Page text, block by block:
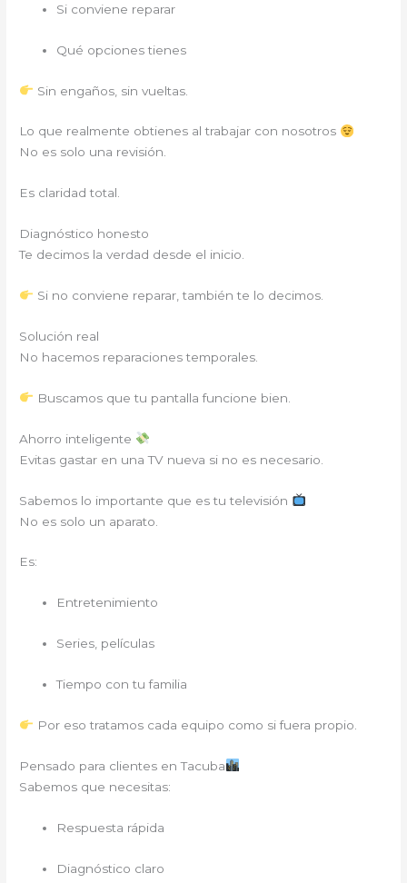
Si conviene reparar
Qué opciones tienes
Sin engaños, sin vueltas.
Lo que realmente obtienes al trabajar con nosotros
No es solo una revisión.
Es claridad total.
Diagnóstico honesto
Te decimos la verdad desde el inicio.
Si no conviene reparar, también te lo decimos.
Solución real
No hacemos reparaciones temporales.
Buscamos que tu pantalla funcione bien.
Ahorro inteligente
Evitas gastar en una TV nueva si no es necesario.
Sabemos lo importante que es tu televisión
No es solo un aparato.
Es:
Entretenimiento
Series, películas
Tiempo con tu familia
Por eso tratamos cada equipo como si fuera propio.
Pensado para clientes en Tacuba
Sabemos que necesitas:
Respuesta rápida
Diagnóstico claro